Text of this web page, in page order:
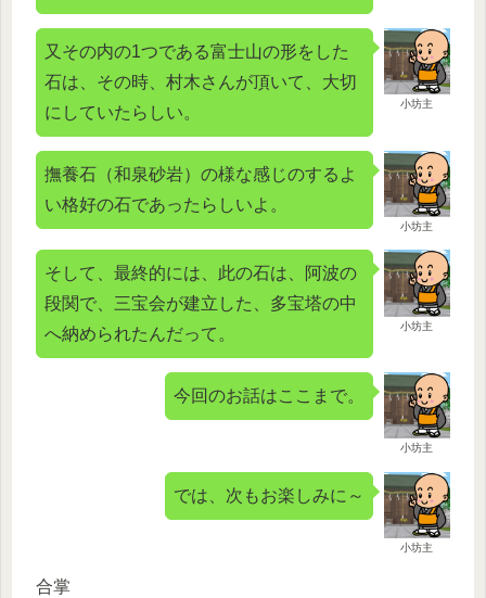
小坊主
又その内の1つである富士山の形をした
石は、その時、村木さんが頂いて、大切
にしていたらしい。
小坊主
撫養石（和泉砂岩）の様な感じのするよ
い格好の石であったらしいよ。
小坊主
そして、最終的には、此の石は、阿波の
段関で、三宝会が建立した、多宝塔の中
へ納められたんだって。
小坊主
今回のお話はここまで。
小坊主
では、次もお楽しみに～
合掌